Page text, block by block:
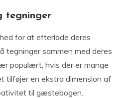
tegninger
for at efterlade deres
tegninger sammen med deres
populært, hvis der er mange
tilføjer en ekstra dimension af
til gæstebogen.